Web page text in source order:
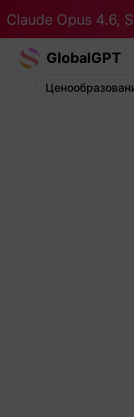
Claude Opus 4.6,
GlobalGPT